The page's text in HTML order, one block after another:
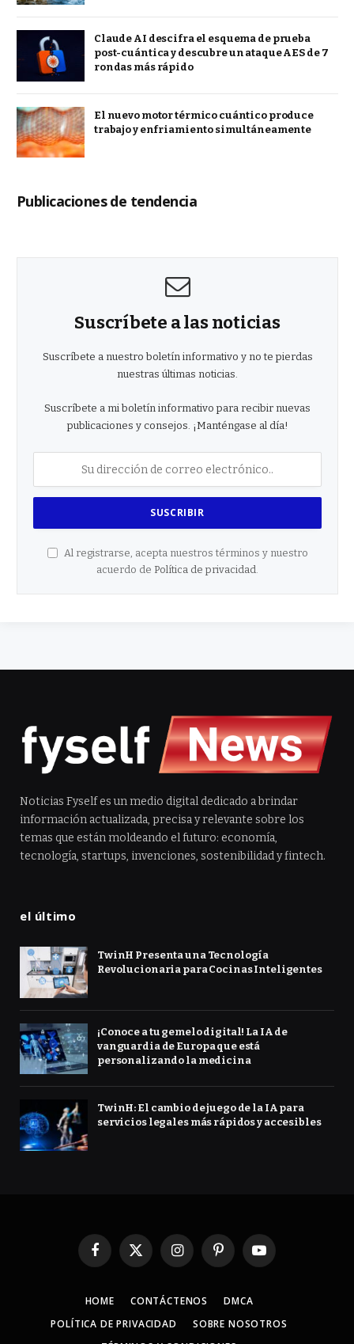
Claude AI descifra el esquema de prueba
post-cuántica y descubre un ataque AES de 7
rondas más rápido
El nuevo motor térmico cuántico produce
trabajo y enfriamiento simultáneamente
Publicaciones de tendencia
Suscríbete a las noticias
Suscríbete a nuestro boletín informativo y no te pierdas
nuestras últimas noticias.
Suscríbete a mi boletín informativo para recibir nuevas
publicaciones y consejos. ¡Manténgase al día!
Al registrarse, acepta nuestros términos y nuestro
acuerdo de Política de privacidad.
Noticias Fyself es un medio digital dedicado a brindar
información actualizada, precisa y relevante sobre los
temas que están moldeando el futuro: economía,
tecnología, startups, invenciones, sostenibilidad y fintech.
el último
TwinH Presenta una Tecnología
Revolucionaria para Cocinas Inteligentes
¡Conoce a tu gemelo digital! La IA de
vanguardia de Europa que está
personalizando la medicina
TwinH: El cambio de juego de la IA para
servicios legales más rápidos y accesibles
Facebook
X
InstagramPinterestYouTube
HOME CONTÁCTENOS
DMCA
POLÍTICA DE PRIVACIDAD
SOBRE NOSOTROS